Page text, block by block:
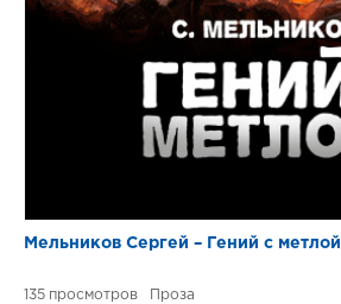
Мельников Сергей – Гений с метлой
135 Проза